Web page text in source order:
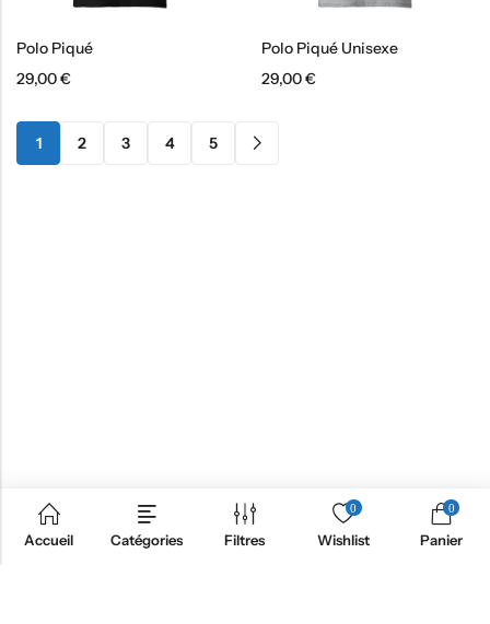
Polo Piqué
29,00€
Polo Piqué Unisexe
29,00€
1 2 3 4 5
Accueil Catégories Filtres
0
Wishlist
0
Panier